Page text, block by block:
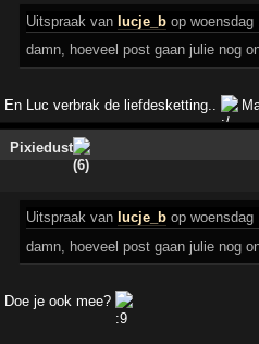
Uitspraak van lucje_b op woensdag
damn, hoeveel post gaan julie nog
En Luc verbrak de liefdesketting..
Pixiedust
Uitspraak van lucje_b op woensdag
damn, hoeveel post gaan julie nog
Doe je ook mee?